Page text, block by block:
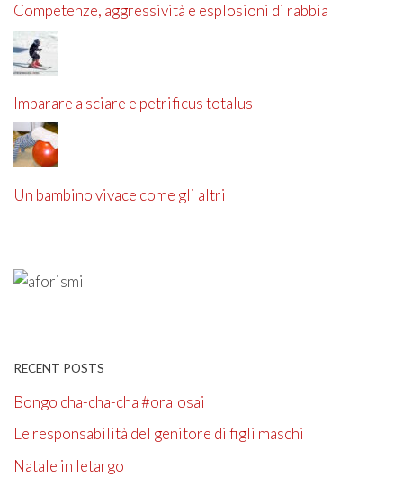
Competenze, aggressività e esplosioni di rabbia
Imparare a sciare e petrificus totalus
Un bambino vivace come gli altri
RECENT POSTS
Bongo cha-cha-cha #oralosai
Le responsabilità del genitore di figli maschi
Natale in letargo